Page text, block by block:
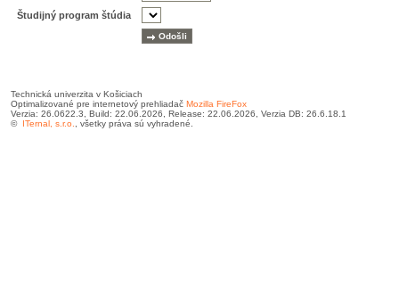
Študijný program štúdia
Technická univerzita v Košiciach
Optimalizované pre internetový prehliadač Mozilla FireFox
Verzia: 26.0622.3, Build: 22.06.2026, Release: 22.06.2026, Verzia DB: 26.6.18.1
© ITernal, s.r.o. , všetky práva sú vyhradené.